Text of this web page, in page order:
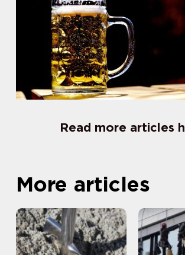
Read more articles
More articles